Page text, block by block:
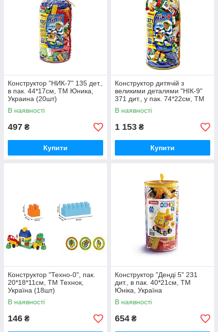
Конструктор "НИК-7" 135 дет.,
в пак. 44*17см, ТМ Юника,
Украина (20шт)
В наявності
497 ₴
Купити
Конструктор дитячій з
великими деталями "НІК-9"
371 дит., у пак. 74*22см, ТМ
Юніка, Україна (
В наявності
1 153 ₴
Купити
Конструктор "Техно-0", пак.
20*18*11см, ТМ Технок,
Україна (18шт)
В наявності
146 ₴
Конструктор "Денді 5" 231
дит., в пак. 40*21см, ТМ
Юніка, Україна
В наявності
654 ₴